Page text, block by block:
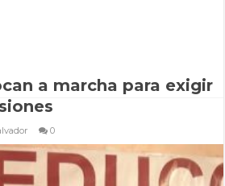
a marcha para exigir
0